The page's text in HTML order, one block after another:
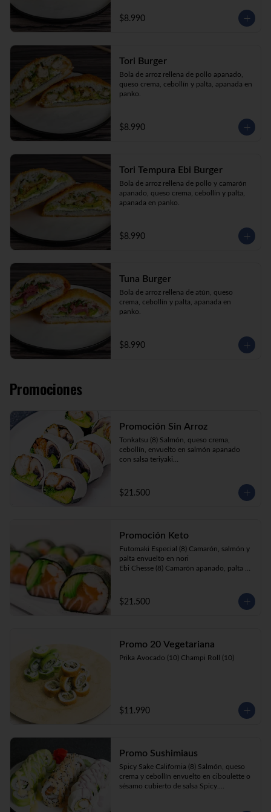
$8.990
Tori Burger
Bola de arroz rellena de pollo apanado,
queso crema, cebollín y palta, apanada en
panko.
$8.990
Tori Tempura Ebi Burger
Bola de arroz rellena de pollo y camarón
apanado, queso crema, cebollín y palta,
apanada en panko.
$8.990
Tuna Burger
Bola de arroz rellena de atún, queso
crema, cebollín y palta, apanada en
panko.
$8.990
Promociones
Promoción Sin Arroz
Tonkatsu (8) Salmón, queso crema,
cebollín, envuelto en salmón apanado
con salsa teriyaki
Sake Ebi (8) Camarón, salmón, queso
crema y cebollín envuelto en palta.
$21.500
Promoción Keto
Futomaki Especial (8) Camarón, salmón y
palta envuelto en nori
Ebi Chesse (8) Camarón apanado, palta y
Sake Ebi (8) Camarón, salmón, queso
crema y cebollín envuelto en palta.
$21.500
Promo 20 Vegetariana
Prika Avocado (10) Champi Roll (10)
$11.990
Promo Sushimiaus
Spicy Sake California (8) Salmón, queso
crema y cebollín envuelto en ciboulette o
sésamo cubierto de salsa Spicy.